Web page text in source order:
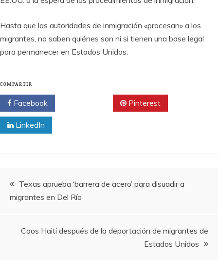
Hasta que las autoridades de inmigración «procesan» a los
migrantes, no saben quiénes son ni si tienen una base legal
para permanecer en Estados Unidos.
COMPARTIR
Facebook Pinterest
LinkedIn
Navegación
de
entradas
Texas aprueba ‘barrera de acero’ para disuadir a
migrantes en Del Río
Caos Haití después de la deportación de migrantes de
Estados Unidos